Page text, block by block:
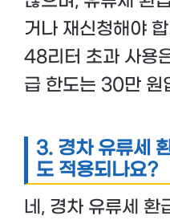
거나 재신청해야
48리터 초과 사용
급 한도는 30만 원
3. 경차 유류세
도 적용되나요?
네, 경차 유류세